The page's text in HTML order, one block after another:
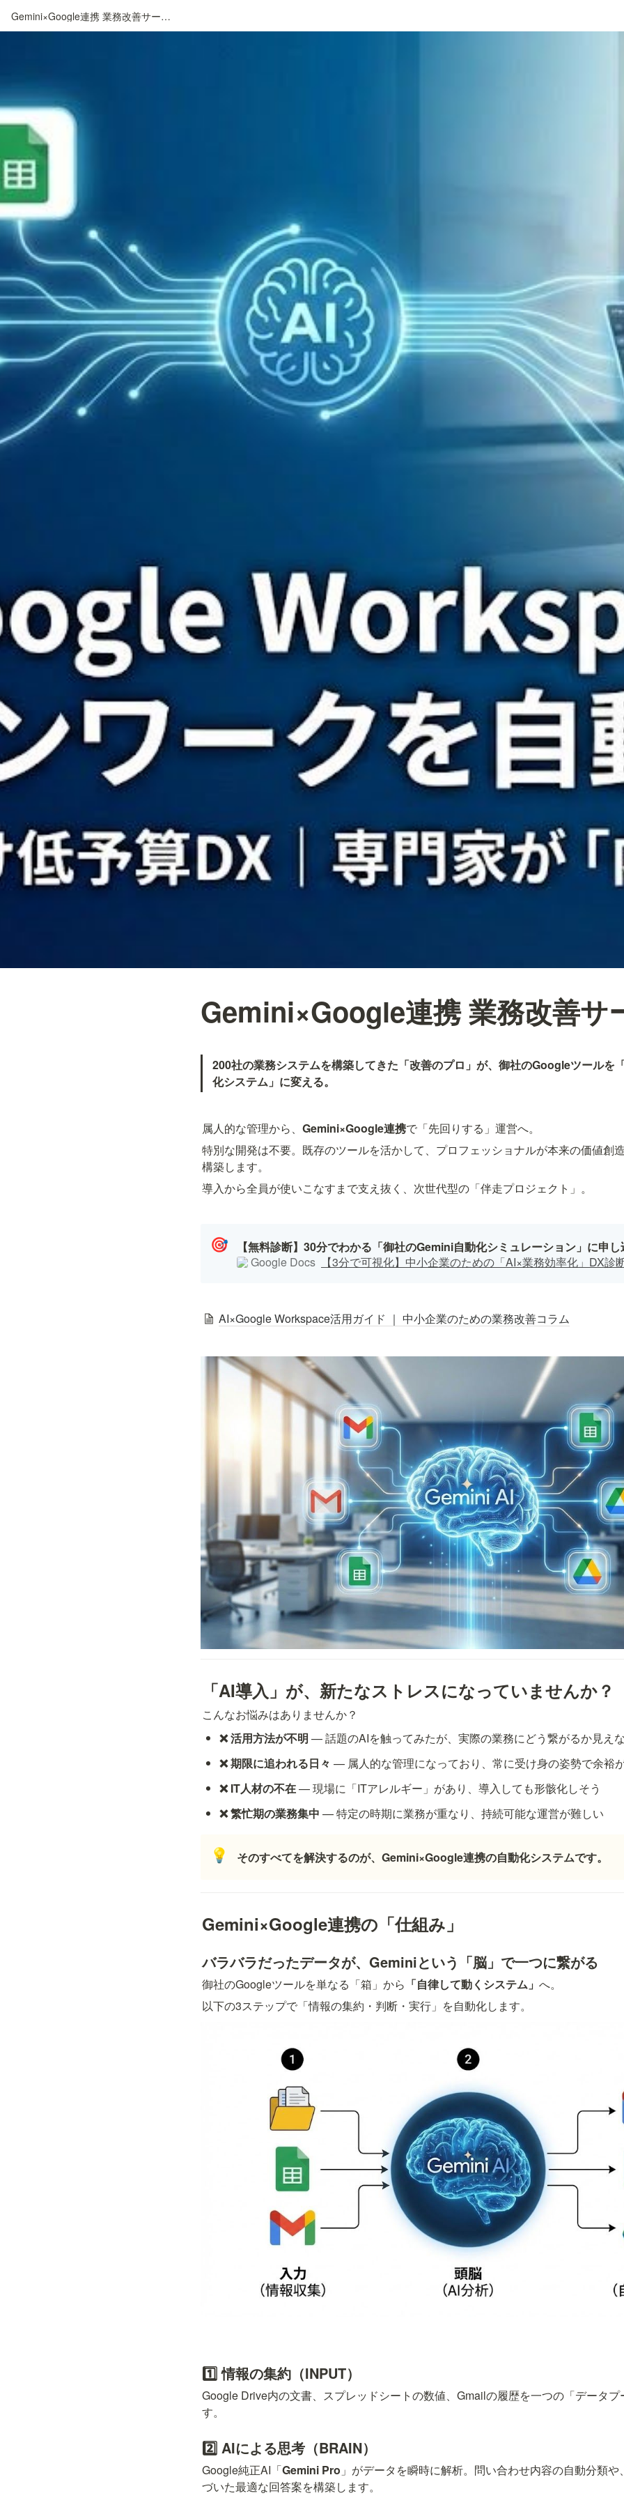
Gemini×Google連携 業務改善サービス
Gemini×Google連携 業務改善サ
200社の業務システムを構築してきた「改善のプロ」が、御社のGoogleツールを
化システム」に変える。
属人的な管理から、 Gemini×Google連携で「先回りする」運営へ。
特別な開発は不要。既存のツールを活かして、プロフェッショナルが本来の価値創
構築します。
導入から全員が使いこなすまで支え抜く、次世代型の「伴走プロジェクト」。
🎯
Google Docs 【3分で可視化】中小企業のための「AI×業務効率化」DX診
AI×Google Workspace活用ガイド ｜ 中小企業のための業務改善コラム
こんなお悩みはありませんか？
❌ 活用方法が不明 — 話題のAIを触ってみたが、実際の業務にどう繋がるか見え
❌ 期限に追われる日々 — 属人的な管理になっており、常に受け身の姿勢で余裕
❌ IT人材の不在 — 現場に「ITアレルギー」があり、導入しても形骸化しそう
❌ 繁忙期の業務集中 — 特定の時期に業務が重なり、持続可能な運営が難しい
💡 そのすべてを解決するのが、Gemini×Google連携の自動化システムです。
Gemini×Google連携の「仕組み」
バラバラだったデータが、Geminiという「脳」で一つに繋がる
御社のGoogleツールを単なる「箱」から 「自律して動くシステム」 へ。
1️⃣ 情報の集約（INPUT）
Google Drive内の文書、スプレッドシートの数値、Gmailの履歴を一つの「データ
す。
2️⃣ AIによる思考（BRAIN）
Google純正AI「Gemini Pro 」がデータを瞬時に解析。問い合わせ内容の自動分類
づいた最適な回答案を構築します。